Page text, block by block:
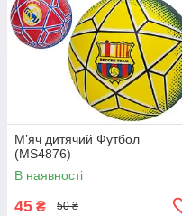
М’яч дитячий Футбол
(MS4876)
В наявності
45 ₴ 50 ₴